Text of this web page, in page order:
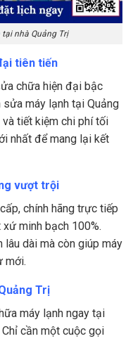
tại nhà Quảng Trị
tiên tiến
chữa hiện đại bậc
máy lạnh tại Quảng
tiết kiệm chi phí tối
nhất để mang lại kết
vượt trội
chính hãng trực tiếp
minh bạch 100%.
dài mà còn giúp máy
mới.
Trị
máy lạnh ngay tại
cần một cuộc gọi